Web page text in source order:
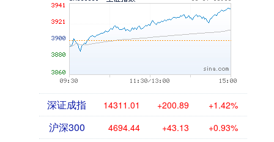
深证成指 14311.01 +200.89 +1.42%
沪深300 4694.44 +43.13 +0.93%